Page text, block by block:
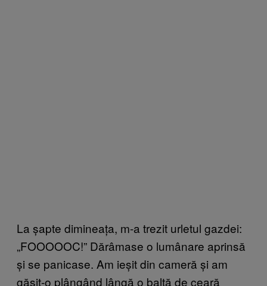
La șapte dimineața, m-a trezit urletul gazdei:
„FOOOOOC!” Dărâmase o lumânare aprinsă
și se panicase. Am ieșit din cameră și am
găsit-o plângând lângă o baltă de ceară